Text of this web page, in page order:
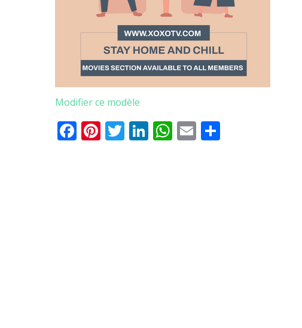
Modifier ce modèle
Facebook
Pinterest
Twitter
LinkedIn
WhatsApp
Email